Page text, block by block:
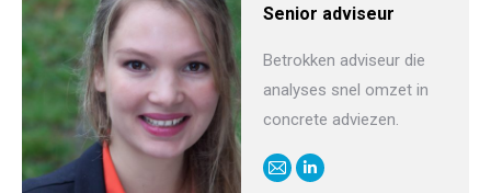
Senior adviseur
Betrokken adviseur die
analyses snel omzet in
concrete adviezen.
E-
Linkedin